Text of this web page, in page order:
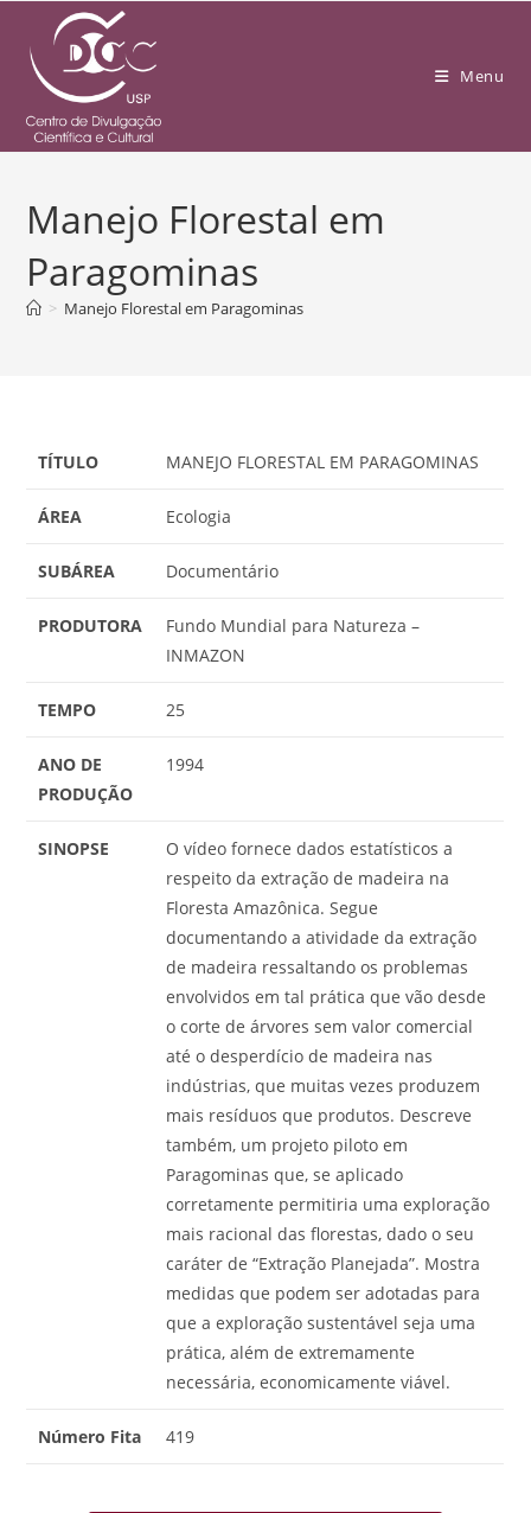
Menu
Manejo Florestal em
Paragominas
> Manejo Florestal em Paragominas
TÍTULO MANEJO FLORESTAL EM PARAGOMINAS
ÁREA Ecologia
SUBÁREA Documentário
PRODUTORA
Fundo Mundial para Natureza –
INMAZON
TEMPO 25
ANO DE
PRODUÇÃO
1994
SINOPSE
O vídeo fornece dados estatísticos a
respeito da extração de madeira na
Floresta Amazônica. Segue
documentando a atividade da extração
de madeira ressaltando os problemas
envolvidos em tal prática que vão desde
o corte de árvores sem valor comercial
até o desperdício de madeira nas
indústrias, que muitas vezes produzem
mais resíduos que produtos. Descreve
também, um projeto piloto em
Paragominas que, se aplicado
corretamente permitiria uma exploração
mais racional das florestas, dado o seu
caráter de “Extração Planejada”. Mostra
medidas que podem ser adotadas para
que a exploração sustentável seja uma
prática, além de extremamente
necessária, economicamente viável.
Número Fita 419